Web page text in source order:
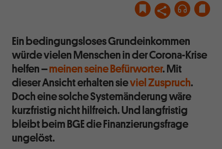
Ein bedingungsloses Grundeinkommen
würde vielen Menschen in der Corona-Krise
helfen –meinen seine Befürworter. Mit
dieser Ansicht erhalten sieviel Zuspruch.
Doch eine solche Systemänderung wäre
kurzfristig nicht hilfreich. Und langfristig
bleibt beim BGE die Finanzierungsfrage
ungelöst.